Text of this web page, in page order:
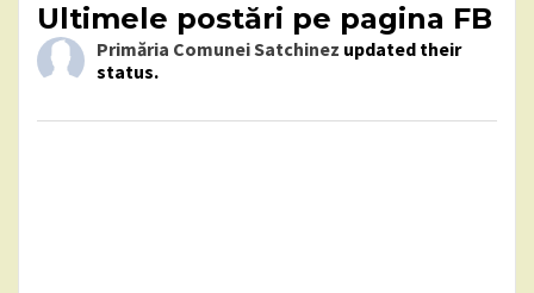
Ultimele postări pe pagina FB
Primăria Comunei Satchinez updated their
status.